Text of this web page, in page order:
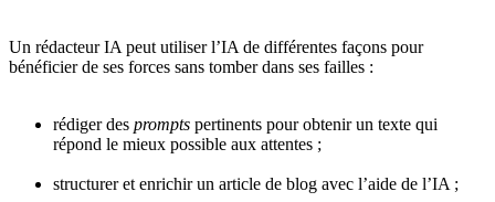
Un rédacteur IA peut utiliser l’IA de différentes façons pour
bénéficier de ses forces sans tomber dans ses failles :
rédiger des prompts pertinents pour obtenir un texte qui
répond le mieux possible aux attentes ;
structurer et enrichir un article de blog avec l’aide de l’IA ;